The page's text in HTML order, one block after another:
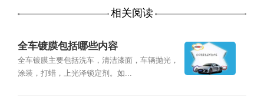
相关阅读
全车镀膜包括哪些内容
全车镀膜主要包括洗车，清洁漆面，车辆抛光，
涂装，打蜡，上光泽锁定剂。如...